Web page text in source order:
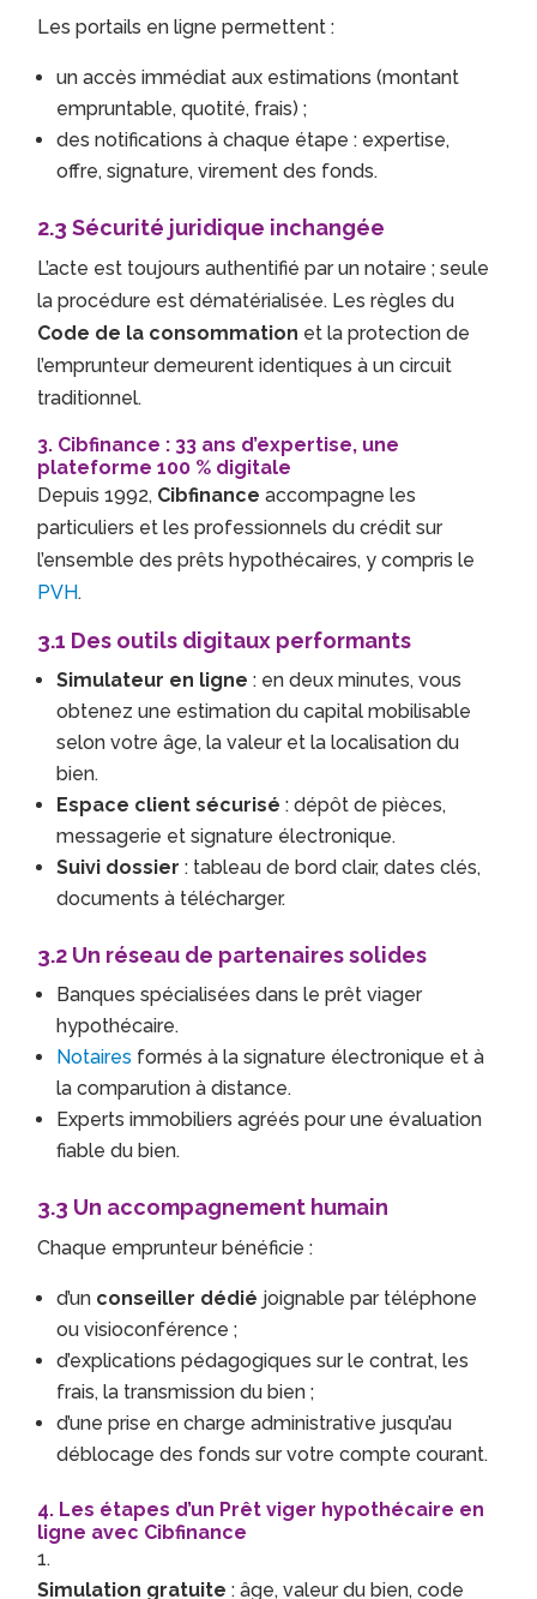
Les portails en ligne permettent :
un accès immédiat aux estimations (montant
empruntable, quotité, frais) ;
des notifications à chaque étape : expertise,
offre, signature, virement des fonds.
2.3 Sécurité juridique inchangée
L’acte est toujours authentifié par un notaire ; seule
la procédure est dématérialisée. Les règles du
Code de la consommation et la protection de
l’emprunteur demeurent identiques à un circuit
traditionnel.
3. Cibfinance : 33 ans d’expertise, une
plateforme 100 % digitale
Depuis 1992, Cibfinance accompagne les
particuliers et les professionnels du crédit sur
l’ensemble des prêts hypothécaires, y compris le
PVH.
3.1 Des outils digitaux performants
Simulateur en ligne : en deux minutes, vous
obtenez une estimation du capital mobilisable
selon votre âge, la valeur et la localisation du
bien.
Espace client sécurisé : dépôt de pièces,
messagerie et signature électronique.
Suivi dossier : tableau de bord clair, dates clés,
documents à télécharger.
3.2 Un réseau de partenaires solides
Banques spécialisées dans le prêt viager
hypothécaire.
Notaires formés à la signature électronique et à
la comparution à distance.
Experts immobiliers agréés pour une évaluation
fiable du bien.
3.3 Un accompagnement humain
Chaque emprunteur bénéficie :
d’un conseiller dédié joignable par téléphone
ou visioconférence ;
d’explications pédagogiques sur le contrat, les
frais, la transmission du bien ;
d’une prise en charge administrative jusqu’au
déblocage des fonds sur votre compte courant.
4. Les étapes d’un Prêt viger hypothécaire en
ligne avec Cibfinance
Simulation gratuite : âge, valeur du bien, code